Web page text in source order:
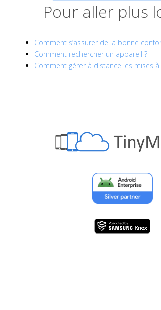
Pour aller plus
Comment s’assurer de la bonne
Comment rechercher un appareil ?
Comment gérer à distance les mises